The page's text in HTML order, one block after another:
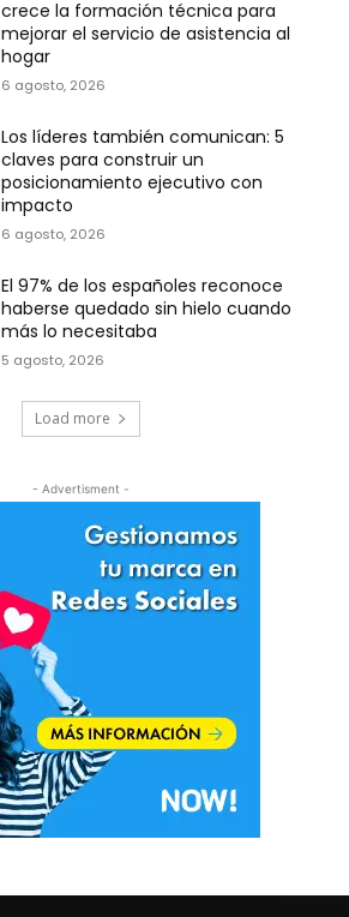
crece la formación técnica para
mejorar el servicio de asistencia al
hogar
6 agosto, 2026
Los líderes también comunican: 5
claves para construir un
posicionamiento ejecutivo con
impacto
6 agosto, 2026
El 97% de los españoles reconoce
haberse quedado sin hielo cuando
más lo necesitaba
5 agosto, 2026
Load more
- Advertisment -